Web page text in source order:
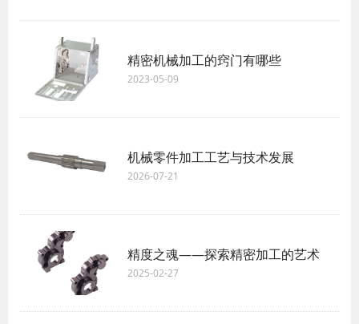
精密机械加工的窍门有哪些
2023-05-09
机械零件加工工艺与技术发展
2026-07-21
精度之魂——探索精密加工的艺术
2025-02-27